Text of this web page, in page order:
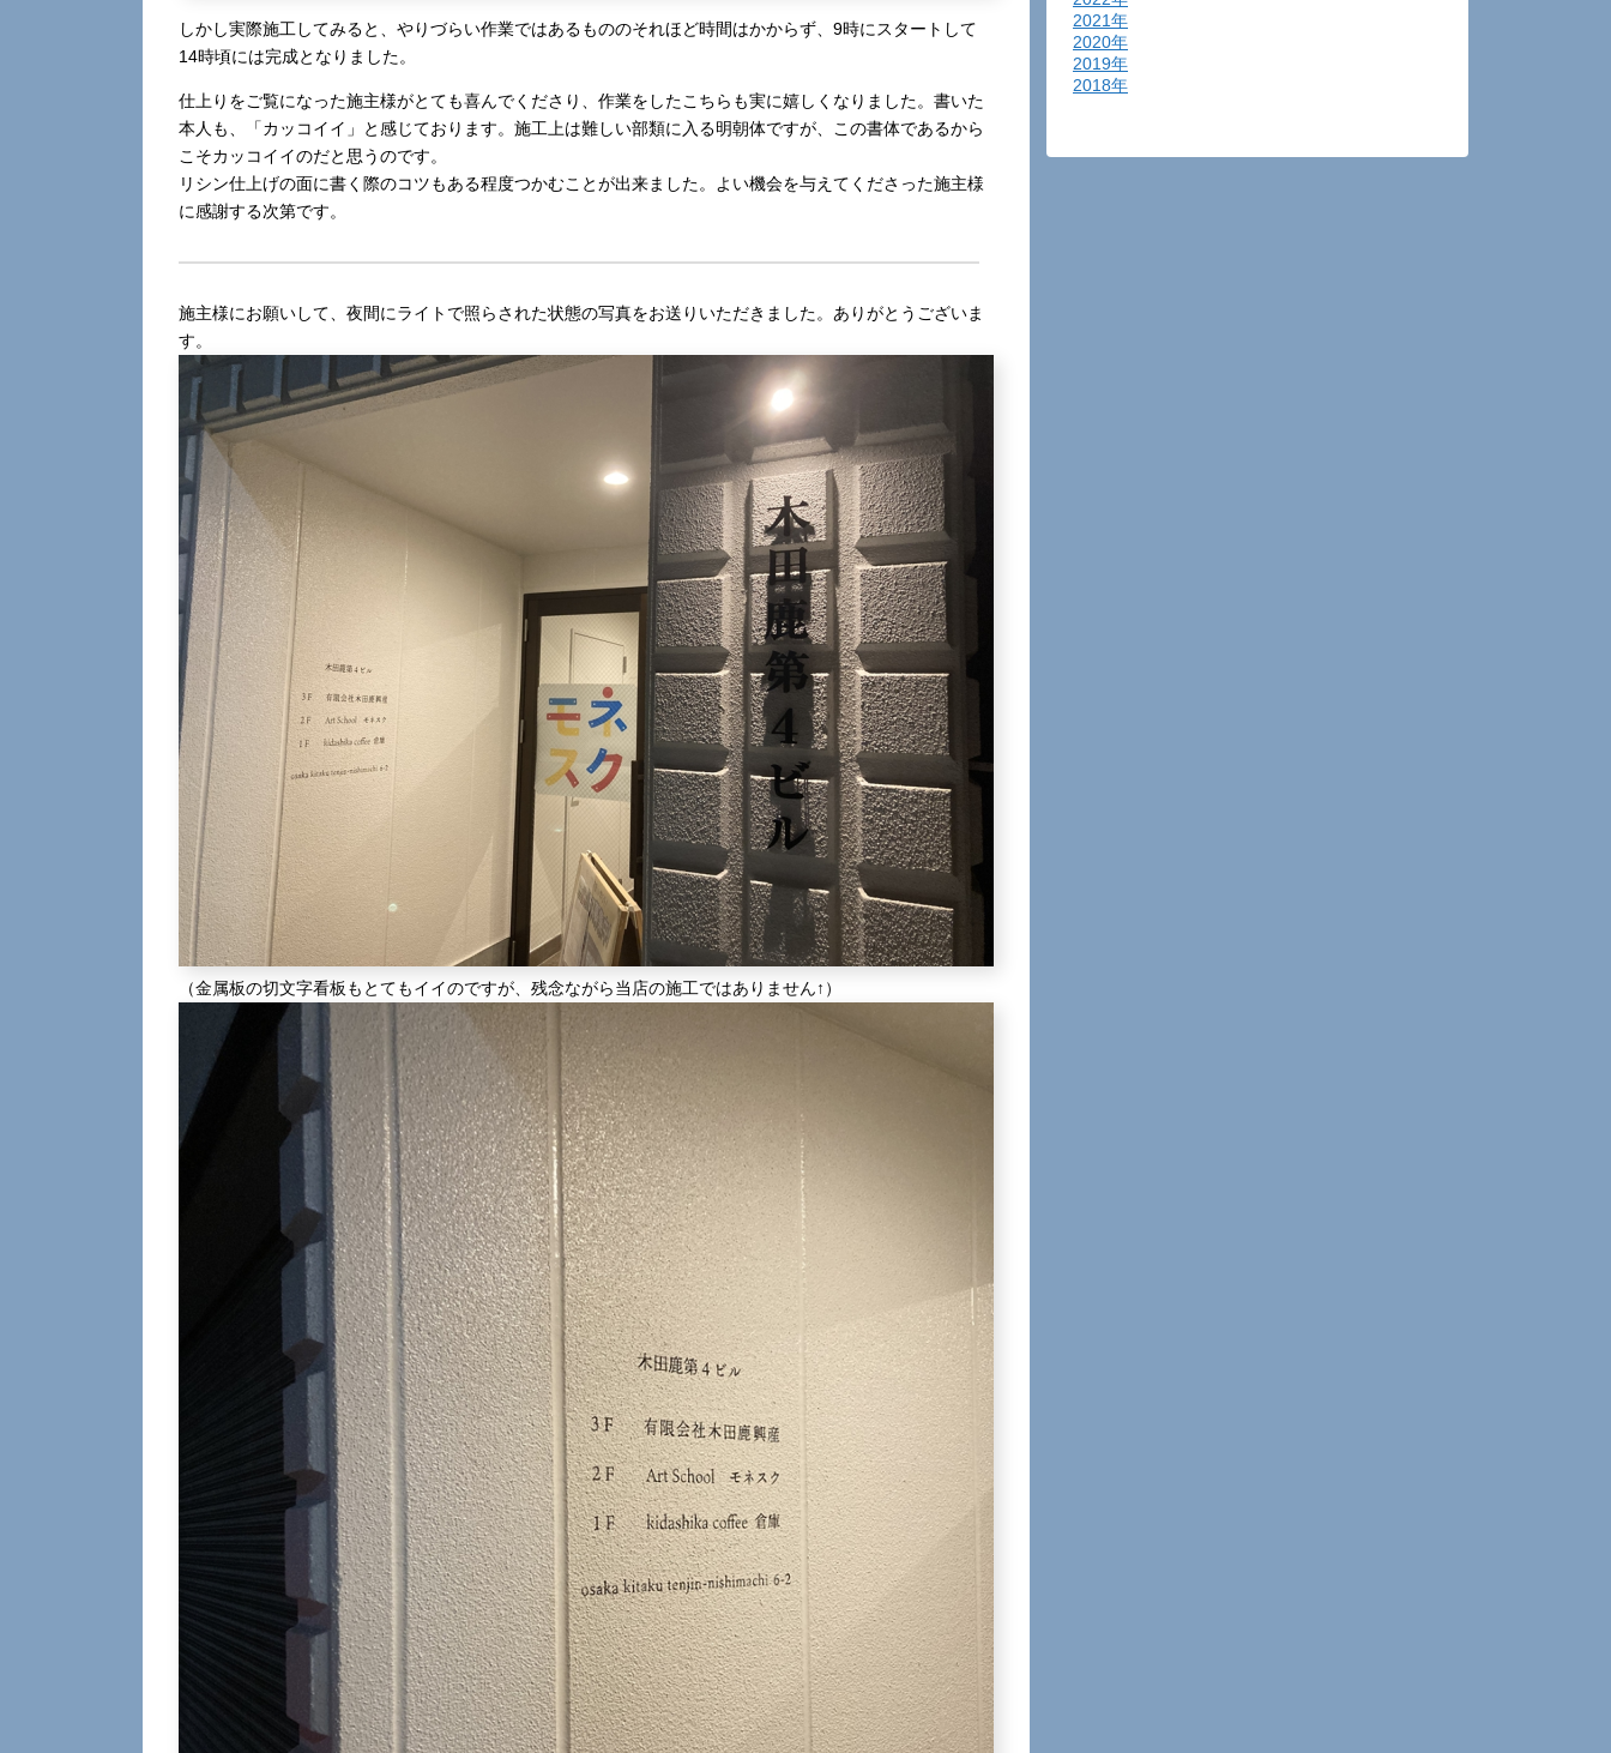
しかし実際施工してみると、やりづらい作業ではあるもののそれほど時間はかからず、9時にスタートして
14時頃には完成となりました。
仕上りをご覧になった施主様がとても喜んでくださり、作業をしたこちらも実に嬉しくなりました。書いた
本人も、「カッコイイ」と感じております。施工上は難しい部類に入る明朝体ですが、この書体であるから
こそカッコイイのだと思うのです。
リシン仕上げの面に書く際のコツもある程度つかむことが出来ました。よい機会を与えてくださった施主様
に感謝する次第です。
施主様にお願いして、夜間にライトで照らされた状態の写真をお送りいただきました。ありがとうございま
す。
（金属板の切文字看板もとてもイイのですが、残念ながら当店の施工ではありません↑）
2021年
2020年
2019年
2018年